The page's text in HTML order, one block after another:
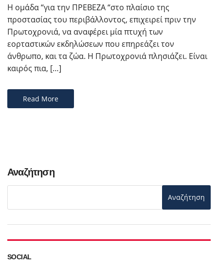
Η ομάδα “για την ΠΡΕΒΕΖΑ “στο πλαίσιο της
προστασίας του περιβάλλοντος, επιχειρεί πριν την
Πρωτοχρονιά, να αναφέρει μία πτυχή των
εορταστικών εκδηλώσεων που επηρεάζει τον
άνθρωπο, και τα ζώα. Η Πρωτοχρονιά πλησιάζει. Είναι
καιρός πια, […]
Read More
Αναζήτηση
Αναζήτηση
SOCIAL